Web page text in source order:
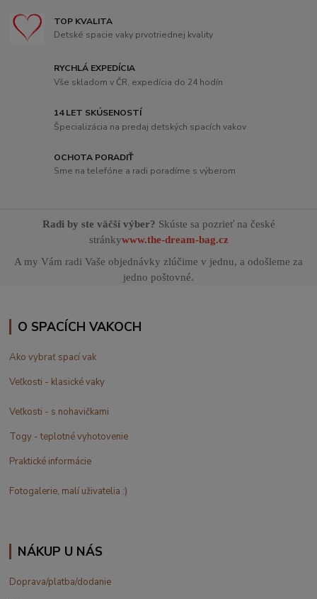
TOP KVALITA
Detské spacie vaky prvotriednej kvality
RYCHLÁ EXPEDÍCIA
Vše skladom v ČR, expedícia do 24 hodín
14 LET SKÚSENOSTÍ
Špecializácia na predaj detských spacích vakov
OCHOTA PORADIŤ
Sme na telefóne a radi poradíme s výberom
Radi by ste väčší výber? Skúste sa pozrieť na české
stránkywww.the-dream-bag.cz
A my Vám radi Vaše objednávky zlúčime v jednu, a odošleme za
jedno poštovné.
O SPACÍCH VAKOCH
Ako vybrať spací vak
Veľkosti - klasické vaky
Veľkosti - s nohavičkami
Togy - teplotné vyhotovenie
Praktické informácie
Fotogalerie, malí uživatelia :)
NÁKUP U NÁS
Doprava/platba/dodanie